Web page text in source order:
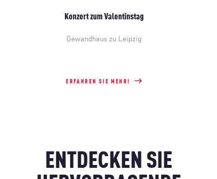
Konzert zum Valentinstag
Gewandhaus zu Leipzig
ERFAHREN SIE MEHR!
ENTDECKEN SIE